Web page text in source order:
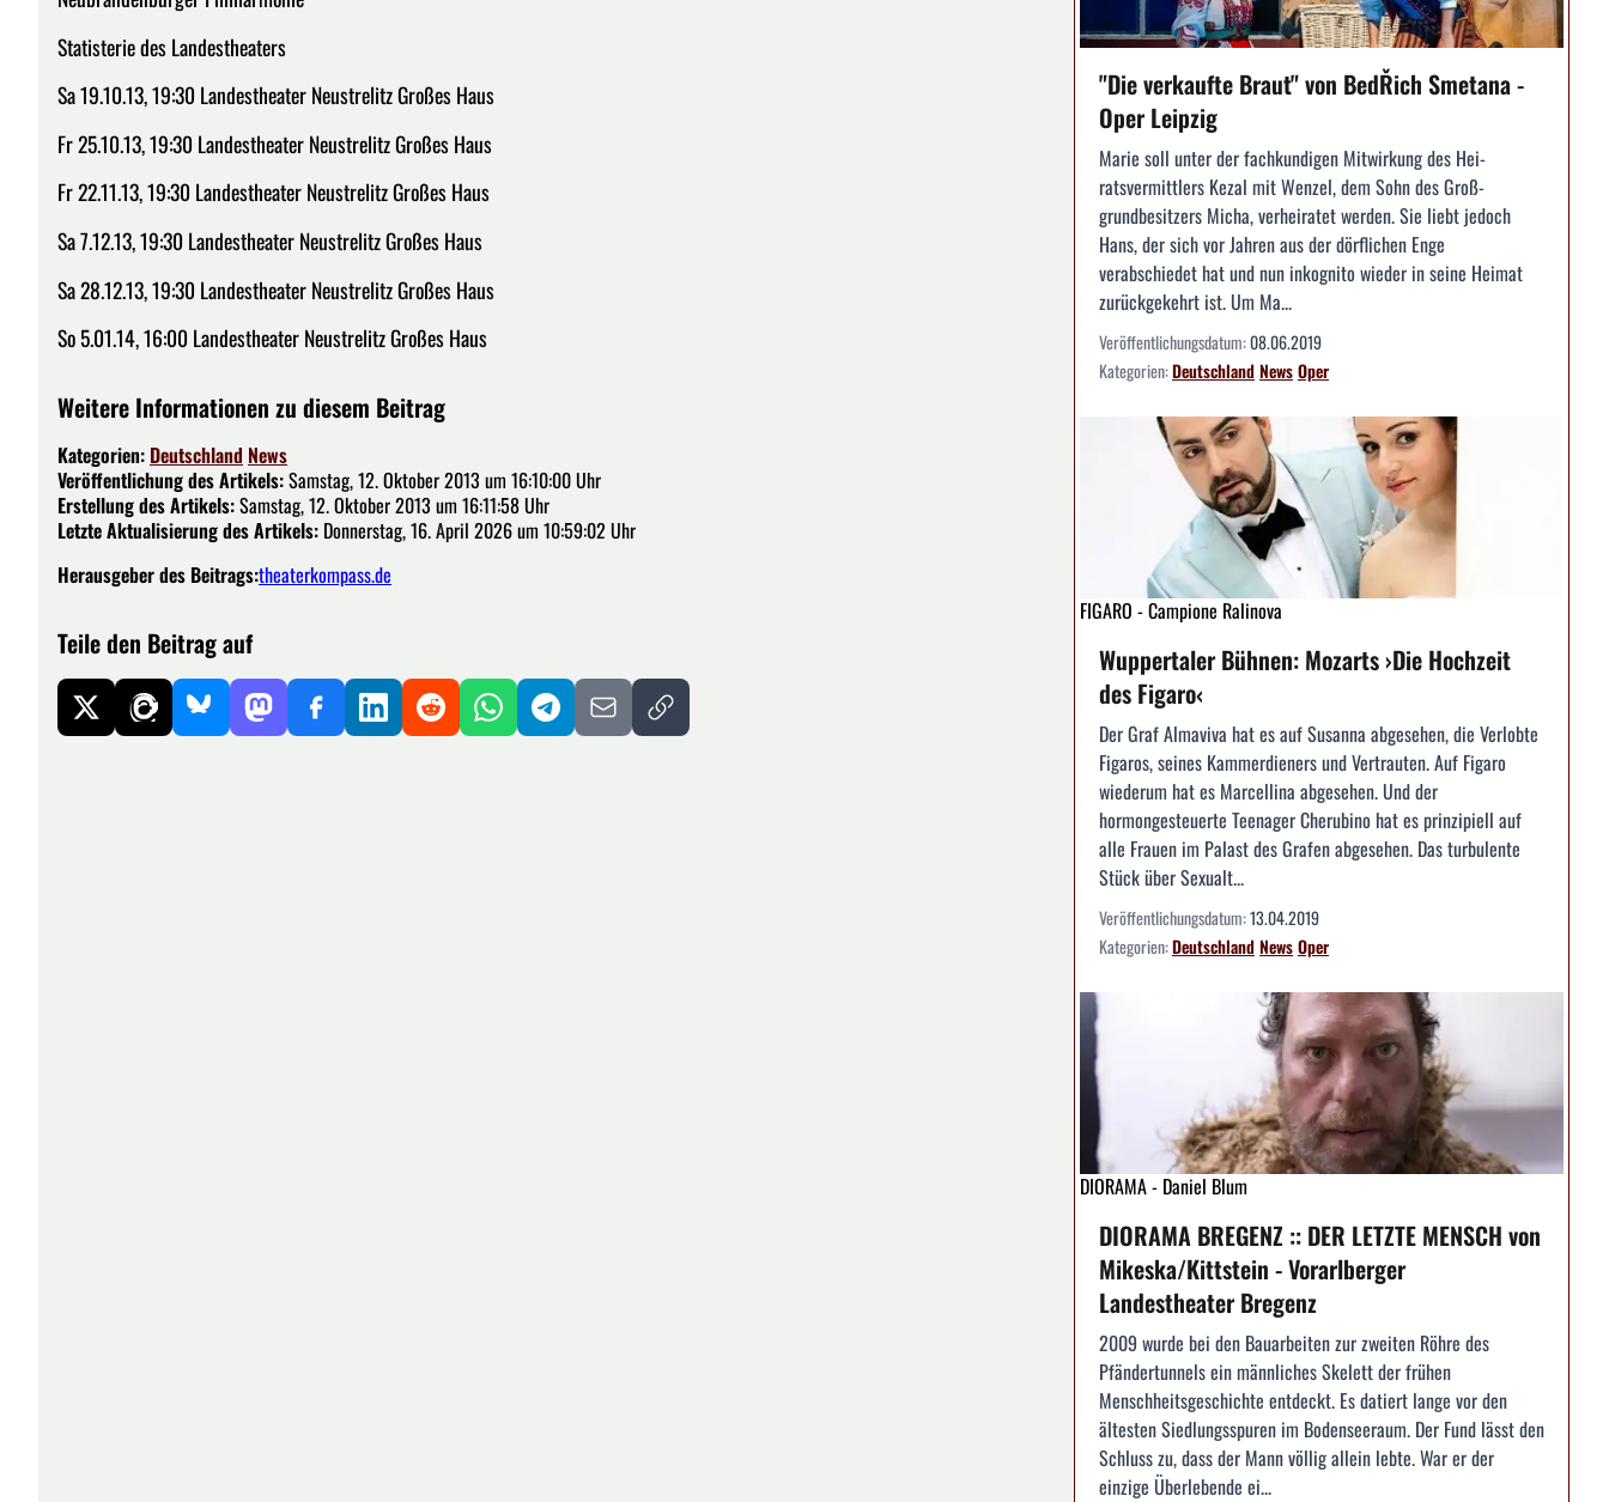
Statisterie des Landestheaters
Sa 19.10.13, 19:30 Landestheater Neustrelitz Großes Haus
Fr 25.10.13, 19:30 Landestheater Neustrelitz Großes Haus
Fr 22.11.13, 19:30 Landestheater Neustrelitz Großes Haus
Sa 7.12.13, 19:30 Landestheater Neustrelitz Großes Haus
Sa 28.12.13, 19:30 Landestheater Neustrelitz Großes Haus
So 5.01.14, 16:00 Landestheater Neustrelitz Großes Haus
Weitere Informationen zu diesem Beitrag
Kategorien: Deutschland News
Veröffentlichung des Artikels:Samstag, 12. Oktober 2013 um 16:10:00 Uhr
Erstellung des Artikels:Samstag, 12. Oktober 2013 um 16:11:58 Uhr
Letzte Aktualisierung des Artikels: Donnerstag, 16. April 2026 um 10:59:02 Uhr
Herausgeber des Beitrags:theaterkompass.de
Teile den Beitrag auf
"Die verkaufte Braut" von BedŘich Smetana -
Oper Leipzig
Marie soll unter der fachkundigen Mitwirkung des Hei­
ratsvermittlers Kezal mit Wenzel, dem Sohn des Groß­
grundbesitzers Micha, verheiratet werden. Sie liebt ­jedoch
Hans, der sich vor Jahren aus der dörfli­chen Enge
verabschiedet hat und nun inkognito ­wieder in seine Heimat
zurückgekehrt ist. Um Ma...
Veröffentlichungsdatum:08.06.2019
Kategorien:DeutschlandNewsOper
FIGARO - Campione Ralinova
Wuppertaler Bühnen: Mozarts ›Die Hochzeit
des Figaro‹
Der Graf Almaviva hat es auf Susanna abgesehen, die Verlobte
Figaros, seines Kammerdieners und Vertrauten. Auf Figaro
wiederum hat es Marcellina abgesehen. Und der
hormongesteuerte Teenager Cherubino hat es prinzipiell auf
alle Frauen im Palast des Grafen abgesehen. Das turbulente
Stück über Sexualt...
Veröffentlichungsdatum:13.04.2019
Kategorien:DeutschlandNewsOper
DIORAMA - Daniel Blum
DIORAMA BREGENZ :: DER LETZTE MENSCH von
Mikeska/Kittstein - Vorarlberger
Landestheater Bregenz
2009 wurde bei den Bauarbeiten zur zweiten Röhre des
Pfändertunnels ein männliches Skelett der frühen
Menschheitsgeschichte entdeckt. Es datiert lange vor den
ältesten Siedlungsspuren im Bodenseeraum. Der Fund lässt den
Schluss zu, dass der Mann völlig allein lebte. War er der
einzige Überlebende ei...